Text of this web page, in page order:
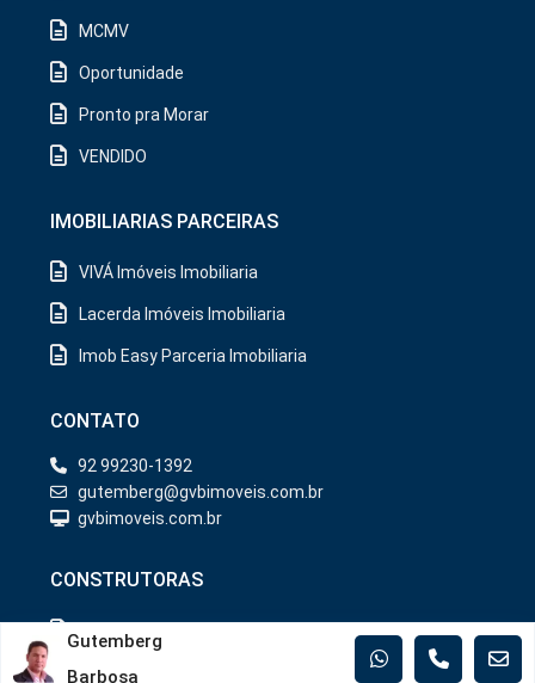
MCMV
Oportunidade
Pronto pra Morar
VENDIDO
IMOBILIARIAS PARCEIRAS
VIVÁ Imóveis Imobiliaria
Lacerda Imóveis Imobiliaria
Imob Easy Parceria Imobiliaria
CONTATO
92 99230-1392
gutemberg@gvbimoveis.com.br
gvbimoveis.com.br
CONSTRUTORAS
Iranduba
Manaus
Gutemberg
Barbosa